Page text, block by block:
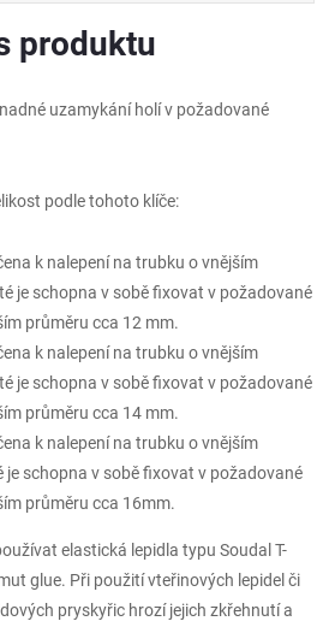
produktu
uzamykání holí v požadované
podle tohoto klíče:
k nalepení na trubku o vnějším
je schopna v sobě fixovat v požadované
průměru cca 12 mm.
k nalepení na trubku o vnějším
je schopna v sobě fixovat v požadované
průměru cca 14 mm.
k nalepení na trubku o vnějším
je schopna v sobě fixovat v požadované
průměru cca 16mm.
elastická lepidla typu Soudal T-
glue. Při použití vteřinových lepidel či
pryskyřic hrozí jejich zkřehnutí a